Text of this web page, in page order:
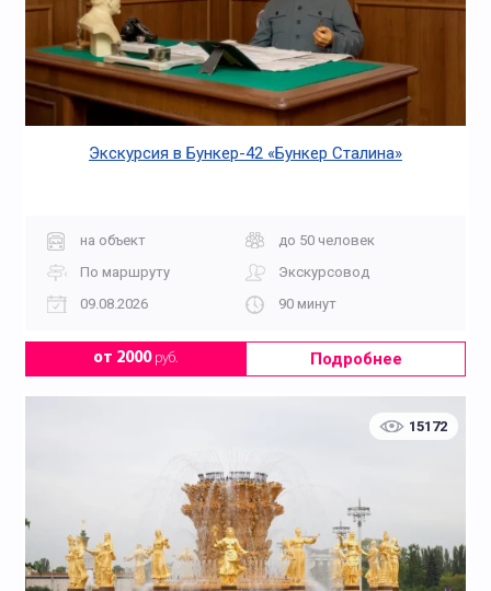
Экскурсия в Бункер-42 «Бункер Сталина»
на объект
до 50 человек
По маршруту
Экскурсовод
09.08.2026
90 минут
от 2000руб. Подробнее
15172